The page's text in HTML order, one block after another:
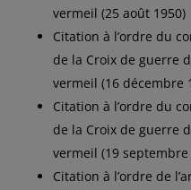
vermeil (25 août 1950)
Citation à l’ordre du
de la Croix de guerre
vermeil (16 décembre
Citation à l’ordre du
de la Croix de guerre
vermeil (19 septembre
Citation à l’ordre de